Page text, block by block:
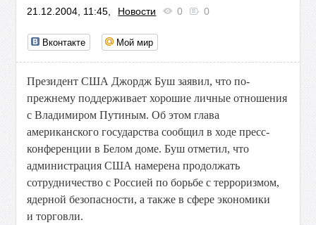
21.12.2004, 11:45, Новости 0 0
Вконтакте Мой мир
Президент США Джордж Буш заявил, что по-
прежнему поддерживает хорошие личные отношения
с Владимиром Путиным. Об этом глава
американского государства сообщил в ходе пресс-
конференции в Белом доме. Буш отметил, что
администрация США намерена продолжать
сотрудничество с Россией по борьбе с терроризмом,
ядерной безопасности, а также в сфере экономики
и торговли.